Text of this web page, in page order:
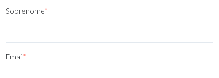
Sobrenome*
Email*